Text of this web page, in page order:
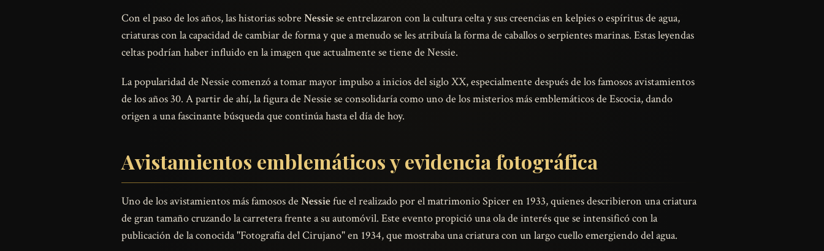
Con el paso de los años, las historias sobre Nessiese entrelazaron con la cultura celta y sus creencias en kelpies o espíritus de agua,
criaturas con la capacidad de cambiar de forma y que a menudo se les atribuía la forma de caballos o serpientes marinas. Estas leyendas
celtas podrían haber influido en la imagen que actualmente se tiene de Nessie.
La popularidad de Nessie comenzó a tomar mayor impulso a inicios del siglo XX, especialmente después de los famosos avistamientos
de los años 30. A partir de ahí, la figura de Nessie se consolidaría como uno de los misterios más emblemáticos de Escocia, dando
origen a una fascinante búsqueda que continúa hasta el día de hoy.
Avistamientos emblemáticos y evidencia fotográfica
Uno de los avistamientos más famosos de Nessiefue el realizado por el matrimonio Spicer en 1933, quienes describieron una criatura
de gran tamaño cruzando la carretera frente a su automóvil. Este evento propició una ola de interés que se intensificó con la
publicación de la conocida "Fotografía del Cirujano" en 1934, que mostraba una criatura con un largo cuello emergiendo del agua.